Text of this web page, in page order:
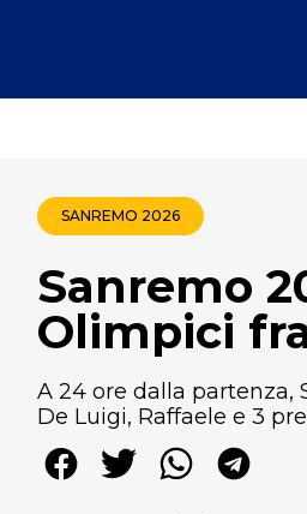
SANREMO 2026
Sanremo
Olimpici
A 24 ore dalla partenza,
De Luigi, Raffaele e 3